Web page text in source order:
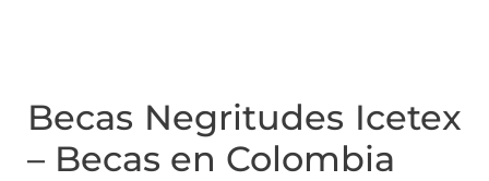
Becas Negritudes Icetex
– Becas en Colombia